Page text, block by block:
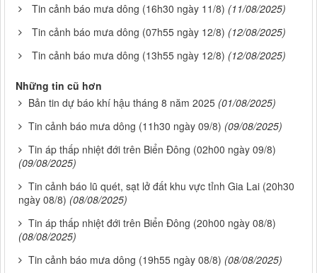
Tin cảnh báo mưa dông (16h30 ngày 11/8) (11/08/2025)
Tin cảnh báo mưa dông (07h55 ngày 12/8) (12/08/2025)
Tin cảnh báo mưa dông (13h55 ngày 12/8) (12/08/2025)
Những tin cũ hơn
Bản tin dự báo khí hậu tháng 8 năm 2025 (01/08/2025)
Tin cảnh báo mưa dông (11h30 ngày 09/8) (09/08/2025)
Tin áp thấp nhiệt đới trên Biển Đông (02h00 ngày 09/8)
(09/08/2025)
Tin cảnh báo lũ quét, sạt lở đất khu vực tỉnh Gia Lai (20h30
ngày 08/8) (08/08/2025)
Tin áp thấp nhiệt đới trên Biển Đông (20h00 ngày 08/8)
(08/08/2025)
Tin cảnh báo mưa dông (19h55 ngày 08/8) (08/08/2025)